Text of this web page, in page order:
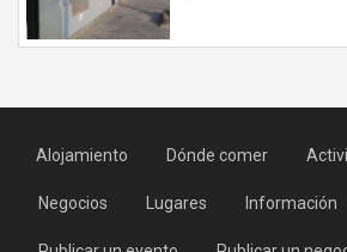
Alojamiento Dónde comer
Negocios Lugares Información